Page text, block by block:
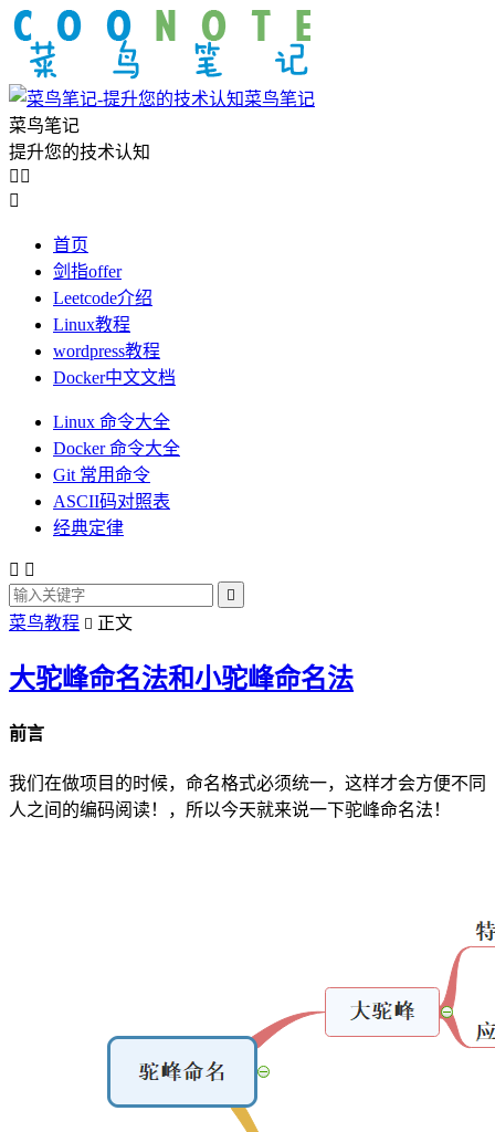
菜鸟笔记
菜鸟笔记
提升您的技术认知
 

首页
剑指offer
Leetcode介绍
Linux教程
wordpress教程
Docker中文文档
Linux 命令大全
Docker 命令大全
Git 常用命令
ASCII码对照表
经典定律
 

菜鸟教程  正文
大驼峰命名法和小驼峰命名法
前言
我们在做项目的时候，命名格式必须统一，这样才会方便不同
人之间的编码阅读！，所以今天就来说一下驼峰命名法！